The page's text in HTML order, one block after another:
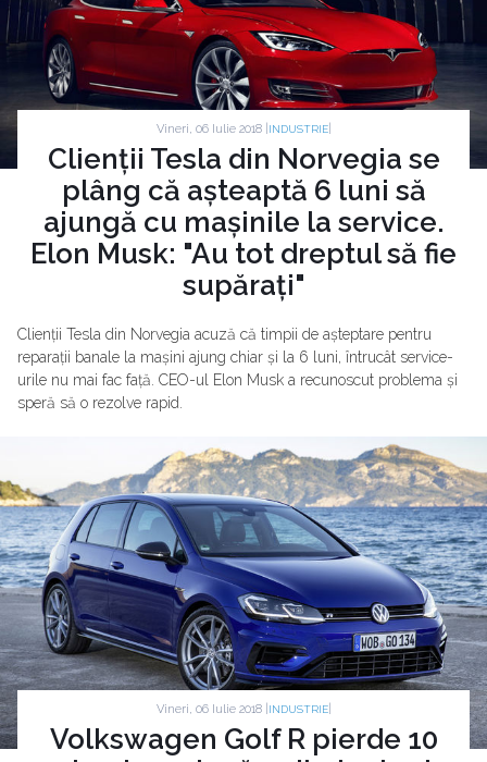
Vineri, 06 Iulie 2018 | INDUSTRIE|
Clienții Tesla din Norvegia se
plâng că așteaptă 6 luni să
ajungă cu mașinile la service.
Elon Musk: "Au tot dreptul să fie
supărați"
Clienții Tesla din Norvegia acuză că timpii de așteptare pentru
reparații banale la mașini ajung chiar și la 6 luni, întrucât service-
urile nu mai fac față. CEO-ul Elon Musk a recunoscut problema și
speră să o rezolve rapid.
Vineri, 06 Iulie 2018 | INDUSTRIE|
Volkswagen Golf R pierde 10